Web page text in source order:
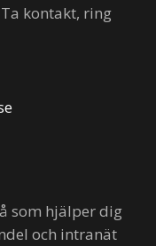
kontakt, ring
som hjälper dig
och intranät